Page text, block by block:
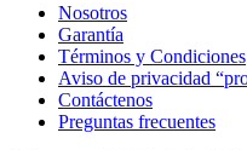
Nosotros
Garantía
Términos y Condiciones
Aviso de privacidad
Contáctenos
Preguntas frecuentes